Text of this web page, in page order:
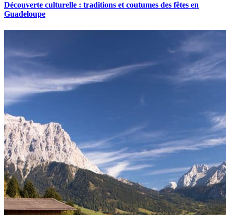
Découverte culturelle : traditions et coutumes des fêtes en
Guadeloupe